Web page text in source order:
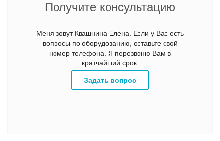
Получите консультацию
Меня зовут Квашнина Елена. Если у Вас есть
вопросы по оборудованию, оставьте свой
номер телефона. Я перезвоню Вам в
кратчайший срок.
Задать вопрос